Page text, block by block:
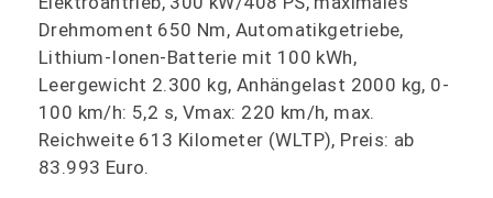
Drehmoment 650 Nm, Automatikgetriebe,
Lithium-Ionen-Batterie mit 100 kWh,
Leergewicht 2.300 kg, Anhängelast 2000 kg, 0-
100 km/h: 5,2 s, Vmax: 220 km/h, max.
Reichweite 613 Kilometer (WLTP), Preis: ab
83.993 Euro.